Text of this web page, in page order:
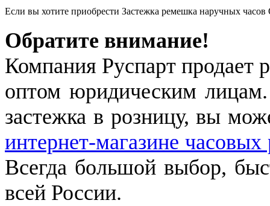
Если вы хотите приобрести Застежка ремешка наручных
Обратите внимание!
Компания Руспарт продает
оптом юридическим
застежка в розницу, вы
интернет-магазине
Всегда большой выбор,
всей России.